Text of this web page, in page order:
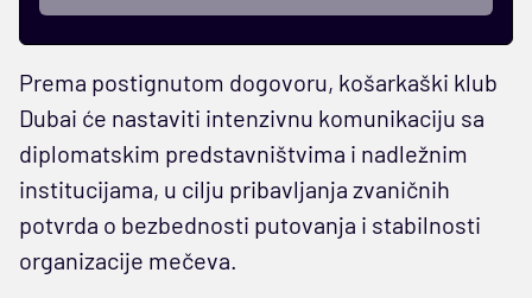
Prema postignutom dogovoru, košarkaški klub
Dubai će nastaviti intenzivnu komunikaciju sa
diplomatskim predstavništvima i nadležnim
institucijama, u cilju pribavljanja zvaničnih
potvrda o bezbednosti putovanja i stabilnosti
organizacije mečeva.